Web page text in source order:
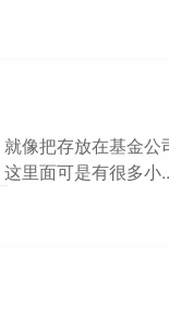
像把存放在基金
里面可是有很多小